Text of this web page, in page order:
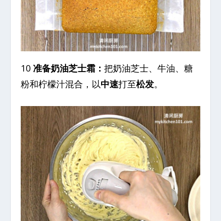
10准备奶油芝士霜：把奶油芝士、牛油、糖
粉和柠檬汁混合，以中速打至松发。